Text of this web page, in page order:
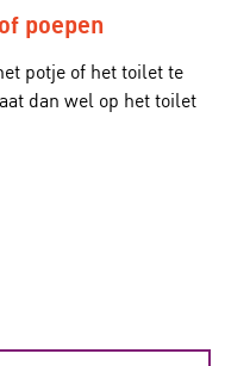
poepen
potje of het toilet te
dan wel op het toilet